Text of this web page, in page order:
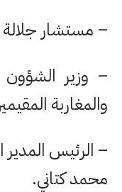
– مستشار جلالة
– وزير الشؤون
والمغاربة
– الرئيس المدير
محمد كتاني.